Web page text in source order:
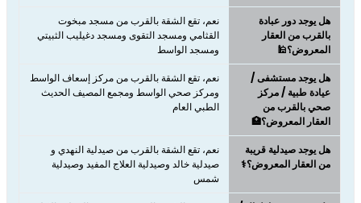
هل يوجد دور عبادة
بالقرب من العقار
المعروض؟🕌
نعم، تقع الشقة بالقرب من مسجد مبخوت
القثامي ومسجد التقوى ومسجد دغيليب الثبيتي
ومسجد الواسط
هل يوجد مستشفى /
عيادة طبية / مركز
صحي بالقرب من
العقار المعروض؟🏥
نعم، تقع الشقة بالقرب من مركز إسعاف الواسط
ومركز صحي الواسط ومجمع المصيف الحديث
الطبي العام
هل يوجد صيدلية قريبة
من العقار المعروض؟⚕️
نعم، تقع الشقة بالقرب من صيدلية النهدي و
صيدلية خالد وصيدلية العلاج المفيد وصيدلية
شمس